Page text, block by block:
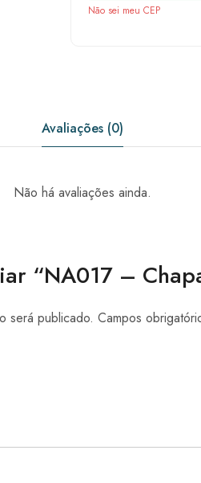
Não sei meu CEP
Avaliações (0)
Não há avaliações ainda.
“NA017 –
será publicado. Campos